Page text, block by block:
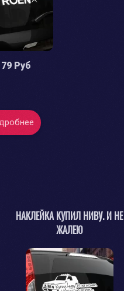
79 Руб
НАКЛЕЙКА КУПИЛ НИВУ. И НЕ
ЖАЛЕЮ